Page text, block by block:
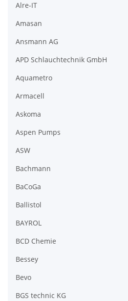
Alre-IT
Amasan
Ansmann AG
APD Schlauchtechnik GmbH
Aquametro
Armacell
Askoma
Aspen Pumps
ASW
Bachmann
BaCoGa
Ballistol
BAYROL
BCD Chemie
Bessey
Bevo
BGS technic KG